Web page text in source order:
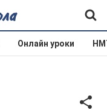
Онлайн уроки